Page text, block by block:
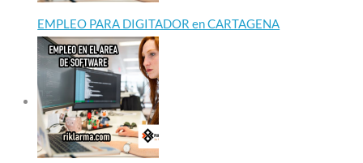
EMPLEO PARA DIGITADOR en CARTAGENA